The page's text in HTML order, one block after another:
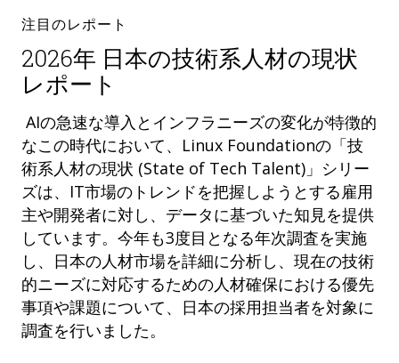
注目のレポート
2026年 日本の技術系人材の現状
レポート
AIの急速な導入とインフラニーズの変化が特徴的
なこの時代において、Linux Foundationの「技
術系人材の現状 (State of Tech Talent)」シリー
ズは、IT市場のトレンドを把握しようとする雇用
主や開発者に対し、データに基づいた知見を提供
しています。今年も3度目となる年次調査を実施
し、日本の人材市場を詳細に分析し、現在の技術
的ニーズに対応するための人材確保における優先
事項や課題について、日本の採用担当者を対象に
調査を行いました。